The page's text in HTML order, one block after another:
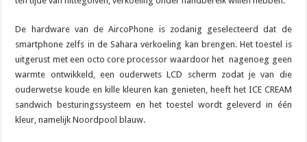
De hardware van de AircoPhone is zodanig geselecteerd dat de
smartphone zelfs in de Sahara verkoeling kan brengen. Het toestel is
uitgerust met een octo core processor waardoor het nagenoeg geen
warmte ontwikkeld, een ouderwets LCD scherm zodat je van die
ouderwetse koude en kille kleuren kan genieten, heeft het ICE CREAM
sandwich besturingssysteem en het toestel wordt geleverd in één
kleur, namelijk Noordpool blauw.